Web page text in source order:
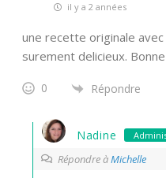
il y a 2 années
une recette originale
surement delicieux.
0 Répondre
Nadine
Répondre àMichelle